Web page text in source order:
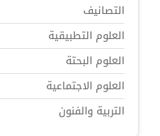
التصانيف
العلوم التطبيقية
العلوم البحتة
العلوم الاجتماعية
التربية والفنون